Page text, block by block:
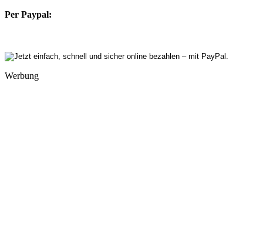
Per Paypal:
Werbung